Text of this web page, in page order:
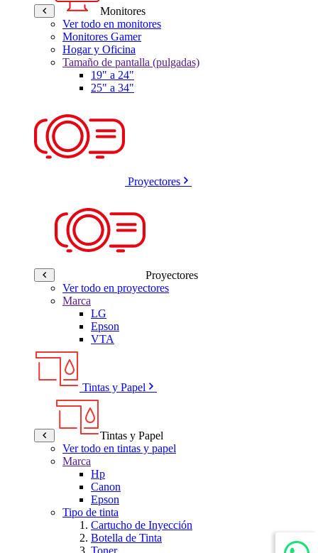
Monitores
Ver todo en monitores
Monitores Gamer
Hogar y Oficina
Tamaño de pantalla (pulgadas)
19" a 24"
25" a 34"
Proyectores
Proyectores
Ver todo en proyectores
Marca
LG
Epson
VTA
Tintas y Papel
Tintas y Papel
Ver todo en tintas y papel
Marca
Hp
Canon
Epson
Tipo de tinta
Cartucho de Inyección
Botella de Tinta
Toner